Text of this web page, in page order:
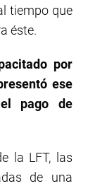
tiempo que
éste.
por
ese
pago de
la LFT, las
de una